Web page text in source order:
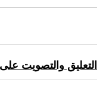
التعليق والتصويت